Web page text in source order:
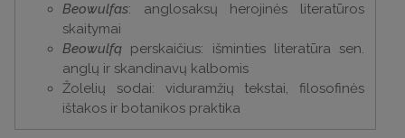
Beowulfas: anglosaksų herojinės literatūros
skaitymai
Beowulfą perskaičius: išminties literatūra sen.
anglų ir skandinavų kalbomis
Žolelių sodai: viduramžių tekstai, filosofinės
ištakos ir botanikos praktika